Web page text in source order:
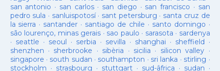
san antonio · san carlos· san diego · san francisco · san
pedro sula · sanluispotosí· sant petersburg · santa cruz de
la sierra · santander · santiago de chile · santo domingo ·
são lourenço, minas gerais · sao paulo · sarasota · sardenya
· seattle · seoul · serbia · sevilla · shanghai · sheffield ·
shenzhen · sherbrooke · sibèria · sicilia · silicon valley ·
singapore · south sudan · southampton · sri lanka · stirling ·
stockholm · strasbourg · stuttgart· sud-âfrica · sudan ·